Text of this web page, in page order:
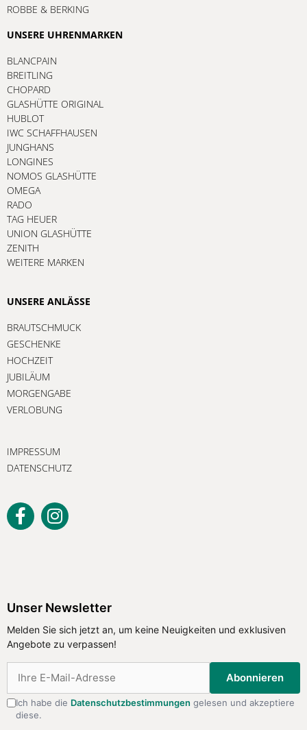
ROBBE & BERKING
UNSERE UHRENMARKEN
BLANCPAIN
BREITLING
CHOPARD
GLASHÜTTE ORIGINAL
HUBLOT
IWC SCHAFFHAUSEN
JUNGHANS
LONGINES
NOMOS GLASHÜTTE
OMEGA
RADO
TAG HEUER
UNION GLASHÜTTE
ZENITH
WEITERE MARKEN
UNSERE ANLÄSSE
BRAUTSCHMUCK
GESCHENKE
HOCHZEIT
JUBILÄUM
MORGENGABE
VERLOBUNG
IMPRESSUM
DATENSCHUTZ
Unser Newsletter
Melden Sie sich jetzt an, um keine Neuigkeiten und exklusiven
Angebote zu verpassen!
Abonnieren
Ich habe die Datenschutzbestimmungen gelesen und akzeptiere
diese.
zu verpassen!
Abonnieren